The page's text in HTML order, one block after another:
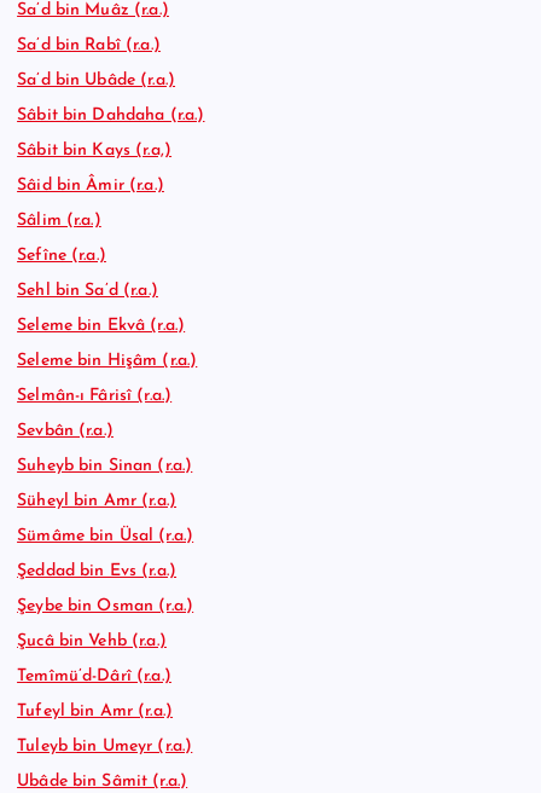
Sa’d bin Muâz (r.a.)
Sa’d bin Rabî (r.a.)
Sa’d bin Ubâde (r.a.)
Sâbit bin Dahdaha (r.a.)
Sâbit bin Kays (r.a,)
Sâid bin Âmir (r.a.)
Sâlim (r.a.)
Sefîne (r.a.)
Sehl bin Sa’d (r.a.)
Seleme bin Ekvâ (r.a.)
Seleme bin Hişâm (r.a.)
Selmân-ı Fârisî (r.a.)
Sevbân (r.a.)
Suheyb bin Sinan (r.a.)
Süheyl bin Amr (r.a.)
Sümâme bin Üsal (r.a.)
Şeddad bin Evs (r.a.)
Şeybe bin Osman (r.a.)
Şucâ bin Vehb (r.a.)
Temîmü’d-Dârî (r.a.)
Tufeyl bin Amr (r.a.)
Tuleyb bin Umeyr (r.a.)
Ubâde bin Sâmit (r.a.)